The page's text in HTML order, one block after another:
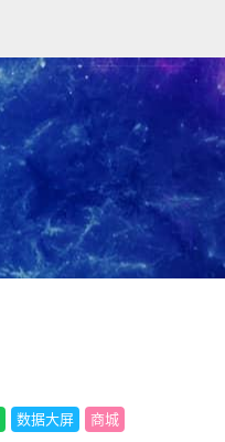
数据大屏 商城